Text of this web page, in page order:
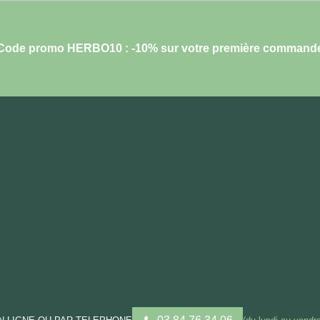
promo HERBO10 : -10% sur votre première